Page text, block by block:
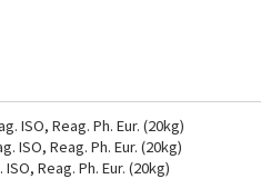
ISO, Reag. Ph. Eur. (20kg)
ISO, Reag. Ph. Eur. (20kg)
Reag. Ph. Eur. (20kg)